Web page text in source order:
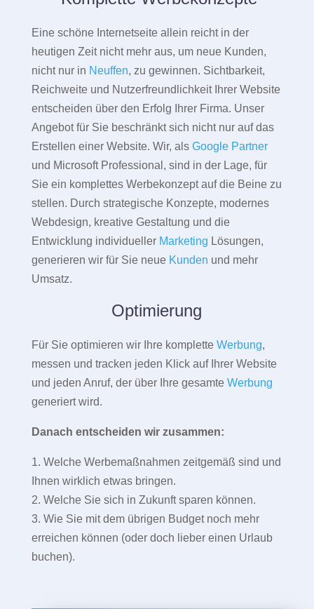
Eine schöne Internetseite allein reicht in der
heutigen Zeit nicht mehr aus, um neue Kunden,
nicht nur in Neuffen, zu gewinnen. Sichtbarkeit,
Reichweite und Nutzerfreundlichkeit Ihrer Website
entscheiden über den Erfolg Ihrer Firma. Unser
Angebot für Sie beschränkt sich nicht nur auf das
Erstellen einer Website. Wir, als Google Partner
und Microsoft Professional, sind in der Lage, für
Sie ein komplettes Werbekonzept auf die Beine zu
stellen. Durch strategische Konzepte, modernes
Webdesign, kreative Gestaltung und die
Entwicklung individueller Marketing Lösungen,
generieren wir für Sie neue Kunden und mehr
Umsatz.
Optimierung
Für Sie optimieren wir Ihre komplette Werbung,
messen und tracken jeden Klick auf Ihrer Website
und jeden Anruf, der über Ihre gesamte Werbung
generiert wird.
Danach entscheiden wir zusammen:
1. Welche Werbemaßnahmen zeitgemäß sind und
Ihnen wirklich etwas bringen.
2. Welche Sie sich in Zukunft sparen können.
3. Wie Sie mit dem übrigen Budget noch mehr
erreichen können (oder doch lieber einen Urlaub
buchen).